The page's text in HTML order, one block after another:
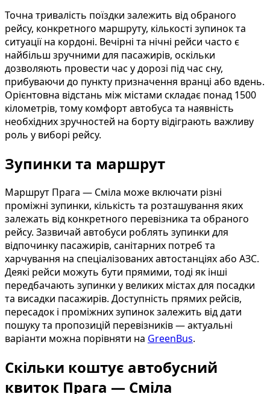
Точна тривалість поїздки залежить від обраного
рейсу, конкретного маршруту, кількості зупинок та
ситуації на кордоні. Вечірні та нічні рейси часто є
найбільш зручними для пасажирів, оскільки
дозволяють провести час у дорозі під час сну,
прибуваючи до пункту призначення вранці або вдень.
Орієнтовна відстань між містами складає понад 1500
кілометрів, тому комфорт автобуса та наявність
необхідних зручностей на борту відіграють важливу
роль у виборі рейсу.
Зупинки та маршрут
Маршрут Прага — Сміла може включати різні
проміжні зупинки, кількість та розташування яких
залежать від конкретного перевізника та обраного
рейсу. Зазвичай автобуси роблять зупинки для
відпочинку пасажирів, санітарних потреб та
харчування на спеціалізованих автостанціях або АЗС.
Деякі рейси можуть бути прямими, тоді як інші
передбачають зупинки у великих містах для посадки
та висадки пасажирів. Доступність прямих рейсів,
пересадок і проміжних зупинок залежить від дати
пошуку та пропозицій перевізників — актуальні
варіанти можна порівняти на GreenBus.
Скільки коштує автобусний
квиток Прага — Сміла